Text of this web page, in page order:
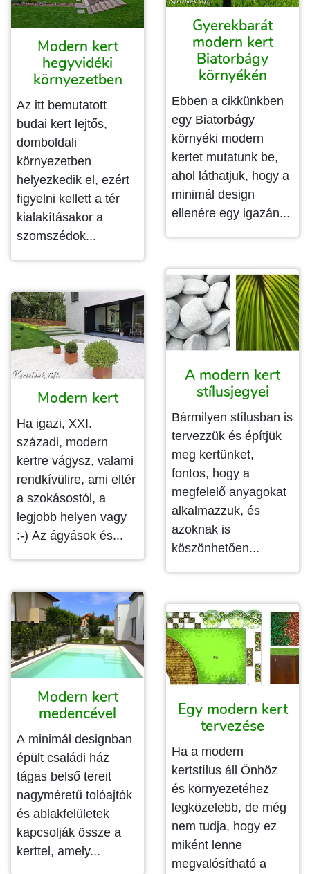
Modern kert
hegyvidéki
környezetben
Az itt bemutatott
budai kert lejtős,
domboldali
környezetben
helyezkedik el, ezért
figyelni kellett a tér
kialakításakor a
szomszédok...
Modern kert
Ha igazi, XXI.
századi, modern
kertre vágysz, valami
rendkívülire, ami eltér
a szokásostól, a
legjobb helyen vagy
:-) Az ágyások és...
Modern kert
medencével
A minimál designban
épült családi ház
tágas belső tereit
nagyméretű tolóajtók
és ablakfelületek
kapcsolják össze a
kerttel, amely...
Gyerekbarát
modern kert
Biatorbágy
környékén
Ebben a cikkünkben
egy Biatorbágy
környéki modern
kertet mutatunk be,
ahol láthatjuk, hogy a
minimál design
ellenére egy igazán...
A modern kert
stílusjegyei
Bármilyen stílusban is
tervezzük és építjük
meg kertünket,
fontos, hogy a
megfelelő anyagokat
alkalmazzuk, és
azoknak is
köszönhetően...
Egy modern kert
tervezése
Ha a modern
kertstílus áll Önhöz
és környezetéhez
legközelebb, de még
nem tudja, hogy ez
miként lenne
megvalósítható a